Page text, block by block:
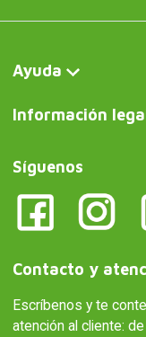
Ayuda
Información
Síguenos
Contacto y
Escríbenos y te
atención al cliente: